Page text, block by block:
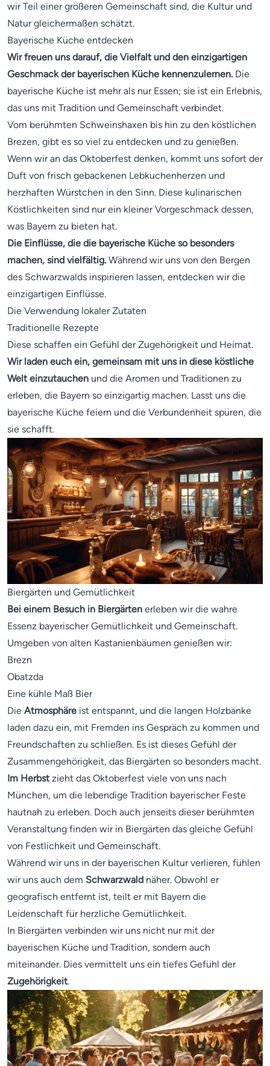
wir Teil einer größeren Gemeinschaft sind, die Kultur und
Natur gleichermaßen schätzt.
Bayerische Küche entdecken
Wir freuen uns darauf, die Vielfalt und den einzigartigen
Geschmack der bayerischen Küche kennenzulernen. Die
bayerische Küche ist mehr als nur Essen; sie ist ein Erlebnis,
das uns mit Tradition und Gemeinschaft verbindet.
Vom berühmten Schweinshaxen bis hin zu den köstlichen
Brezen, gibt es so viel zu entdecken und zu genießen.
Wenn wir an das Oktoberfest denken, kommt uns sofort der
Duft von frisch gebackenen Lebkuchenherzen und
herzhaften Würstchen in den Sinn. Diese kulinarischen
Köstlichkeiten sind nur ein kleiner Vorgeschmack dessen,
was Bayern zu bieten hat.
Die Einflüsse, die die bayerische Küche so besonders
machen, sind vielfältig. Während wir uns von den Bergen
des Schwarzwalds inspirieren lassen, entdecken wir die
einzigartigen Einflüsse.
Die Verwendung lokaler Zutaten
Traditionelle Rezepte
Diese schaffen ein Gefühl der Zugehörigkeit und Heimat.
Wir laden euch ein, gemeinsam mit uns in diese köstliche
Welt einzutauchen und die Aromen und Traditionen zu
erleben, die Bayern so einzigartig machen. Lasst uns die
bayerische Küche feiern und die Verbundenheit spüren, die
sie schafft.
Biergärten und Gemütlichkeit
Bei einem Besuch in Biergärten erleben wir die wahre
Essenz bayerischer Gemütlichkeit und Gemeinschaft.
Umgeben von alten Kastanienbäumen genießen wir:
Brezn
Obatzda
Eine kühle Maß Bier
Die Atmosphäre ist entspannt, und die langen Holzbänke
laden dazu ein, mit Fremden ins Gespräch zu kommen und
Freundschaften zu schließen. Es ist dieses Gefühl der
Zusammengehörigkeit, das Biergärten so besonders macht.
Im Herbstzieht das Oktoberfest viele von uns nach
München, um die lebendige Tradition bayerischer Feste
hautnah zu erleben. Doch auch jenseits dieser berühmten
Veranstaltung finden wir in Biergärten das gleiche Gefühl
von Festlichkeit und Gemeinschaft.
Während wir uns in der bayerischen Kultur verlieren, fühlen
wir uns auch dem Schwarzwald näher. Obwohl er
geografisch entfernt ist, teilt er mit Bayern die
Leidenschaft für herzliche Gemütlichkeit.
In Biergärten verbinden wir uns nicht nur mit der
bayerischen Küche und Tradition, sondern auch
miteinander. Dies vermittelt uns ein tiefes Gefühl der
Zugehörigkeit.